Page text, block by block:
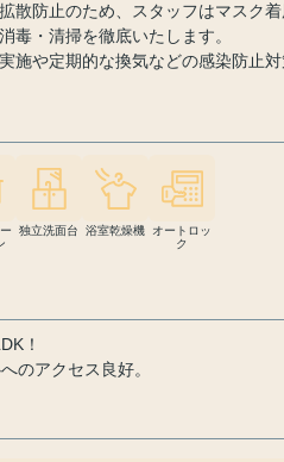
散防止のため、スタッフはマスク着
毒・清掃を徹底いたします。
施や定期的な換気などの感染防止対
独立洗面台 浴室乾燥機
オートロッ
ク
！
のアクセス良好。